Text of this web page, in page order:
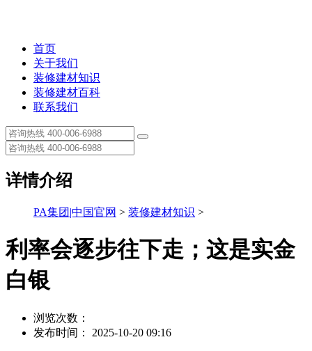
首页
关于我们
装修建材知识
装修建材百科
联系我们
详情介绍
PA集团|中国官网 > 装修建材知识 >
利率会逐步往下走；这是实金
白银
浏览次数：
发布时间： 2025-10-20 09:16